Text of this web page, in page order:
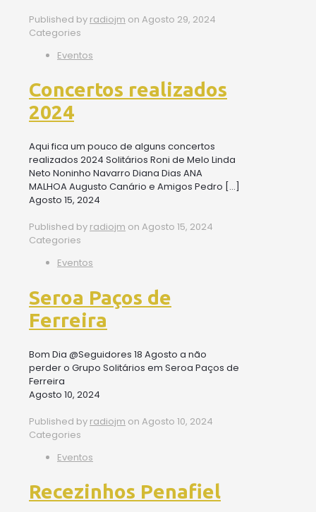
Published by radiojm on Agosto 29, 2024
Categories
Eventos
Concertos realizados
2024
Aqui fica um pouco de alguns concertos
realizados 2024 Solitários Roni de Melo Linda
Neto Noninho Navarro Diana Dias ANA
MALHOA Augusto Canário e Amigos Pedro […]
Agosto 15, 2024
Published by radiojm on Agosto 15, 2024
Categories
Eventos
Seroa Paços de
Ferreira
Bom Dia @Seguidores 18 Agosto a não
perder o Grupo Solitários em Seroa Paços de
Ferreira
Agosto 10, 2024
Published by radiojm on Agosto 10, 2024
Categories
Eventos
Recezinhos Penafiel